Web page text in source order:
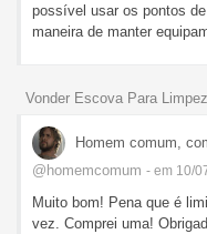
possível usar os pontos
maneira de manter
Vonder Escova Para
Homem comum,
@homemcomum - em 10/
Muito bom! Pena que é
vez. Comprei uma!